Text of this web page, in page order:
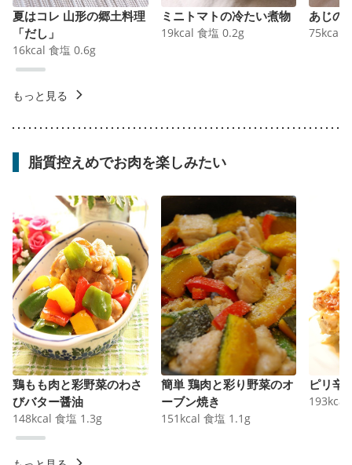
夏はコレ 山形の郷土料理
「だし」
16kcal 食塩 0.6g
ミニトマトの冷たい煮物
19kcal 食塩 0.2g
あじの
75kcal
もっと見る
脂質控えめでお肉を楽しみたい
鶏もも肉と彩野菜のわさ
びバター醤油
148kcal 食塩 1.3g
簡単 鶏肉と彩り野菜のオ
ーブン焼き
151 kcal 食塩 1.1 g
ピリ辛
193kcal